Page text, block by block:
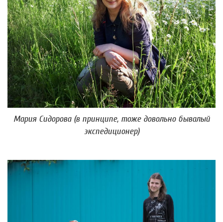
Мария Сидорова (в принципе, тоже довольно бывалый
экспедиционер)